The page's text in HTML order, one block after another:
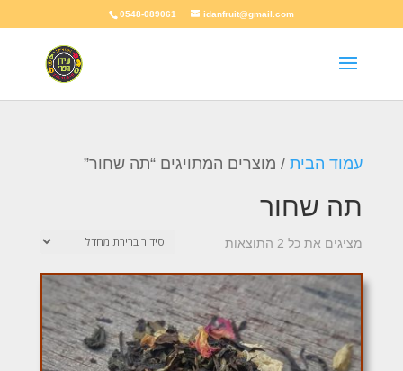
0548-089061 idanfruit@gmail.com
עמוד הבית/ מוצרים המתויגים “תה שחור”
תה שחור
מציגים את כל ⁦2⁩ התוצאות